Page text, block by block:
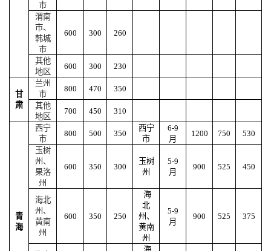
市
渭南
市、
韩城
市
600 300 260
其他
地区
600 300 230
甘
肃
兰州
市
800 470
350
其他
地区
700 450 310
青
海
西宁
市
800 500 350
西宁
市
6-9
月
1200 750
530
玉树
州、
果洛
州
600 350 300
玉树
州
5-9
月
900 525 450
海北
州、
黄南
州
600 350 250
海
北
州、
黄南
州
5-9
月
900 525 375